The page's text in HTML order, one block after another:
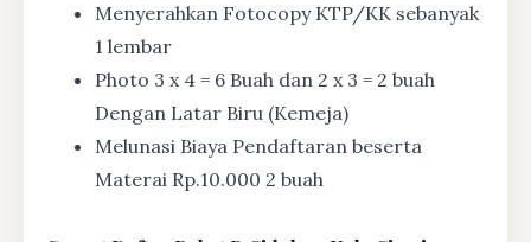
Menyerahkan Fotocopy KTP/KK sebanyak
1 lembar
Photo 3 x 4 = 6 Buah dan 2 x 3 = 2 buah
Dengan Latar Biru (Kemeja)
Melunasi Biaya Pendaftaran beserta
Materai Rp.10.000 2 buah